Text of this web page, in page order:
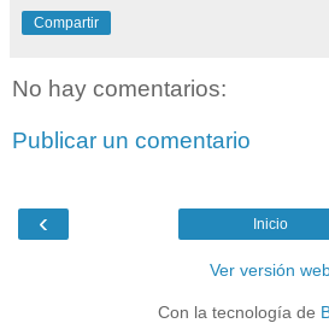
Compartir
No hay comentarios:
Publicar un comentario
‹ Inicio
Ver versión
Con la tecnología de